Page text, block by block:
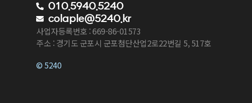
010.5940.5240
colaple@5240.kr
사업자등록번호 : 669-86-01573
주소 : 경기도 군포시 군포첨단산업2로22번길 5, 517호
© 5240